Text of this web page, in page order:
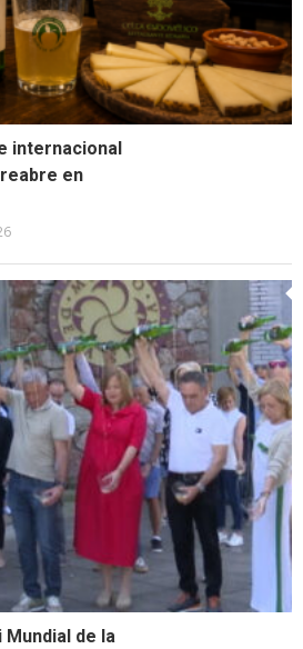
internacional
en
de la